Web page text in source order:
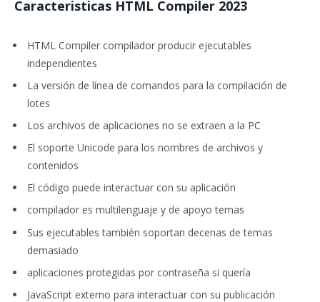
Caracteristicas HTML Compiler 2023
HTML Compiler compilador producir ejecutables
independientes
La versión de línea de comandos para la compilación de
lotes
Los archivos de aplicaciones no se extraen a la PC
El soporte Unicode para los nombres de archivos y
contenidos
El código puede interactuar con su aplicación
compilador es multilenguaje y de apoyo temas
Sus ejecutables también soportan decenas de temas
demasiado
aplicaciones protegidas por contraseña si quería
JavaScript externo para interactuar con su publicación